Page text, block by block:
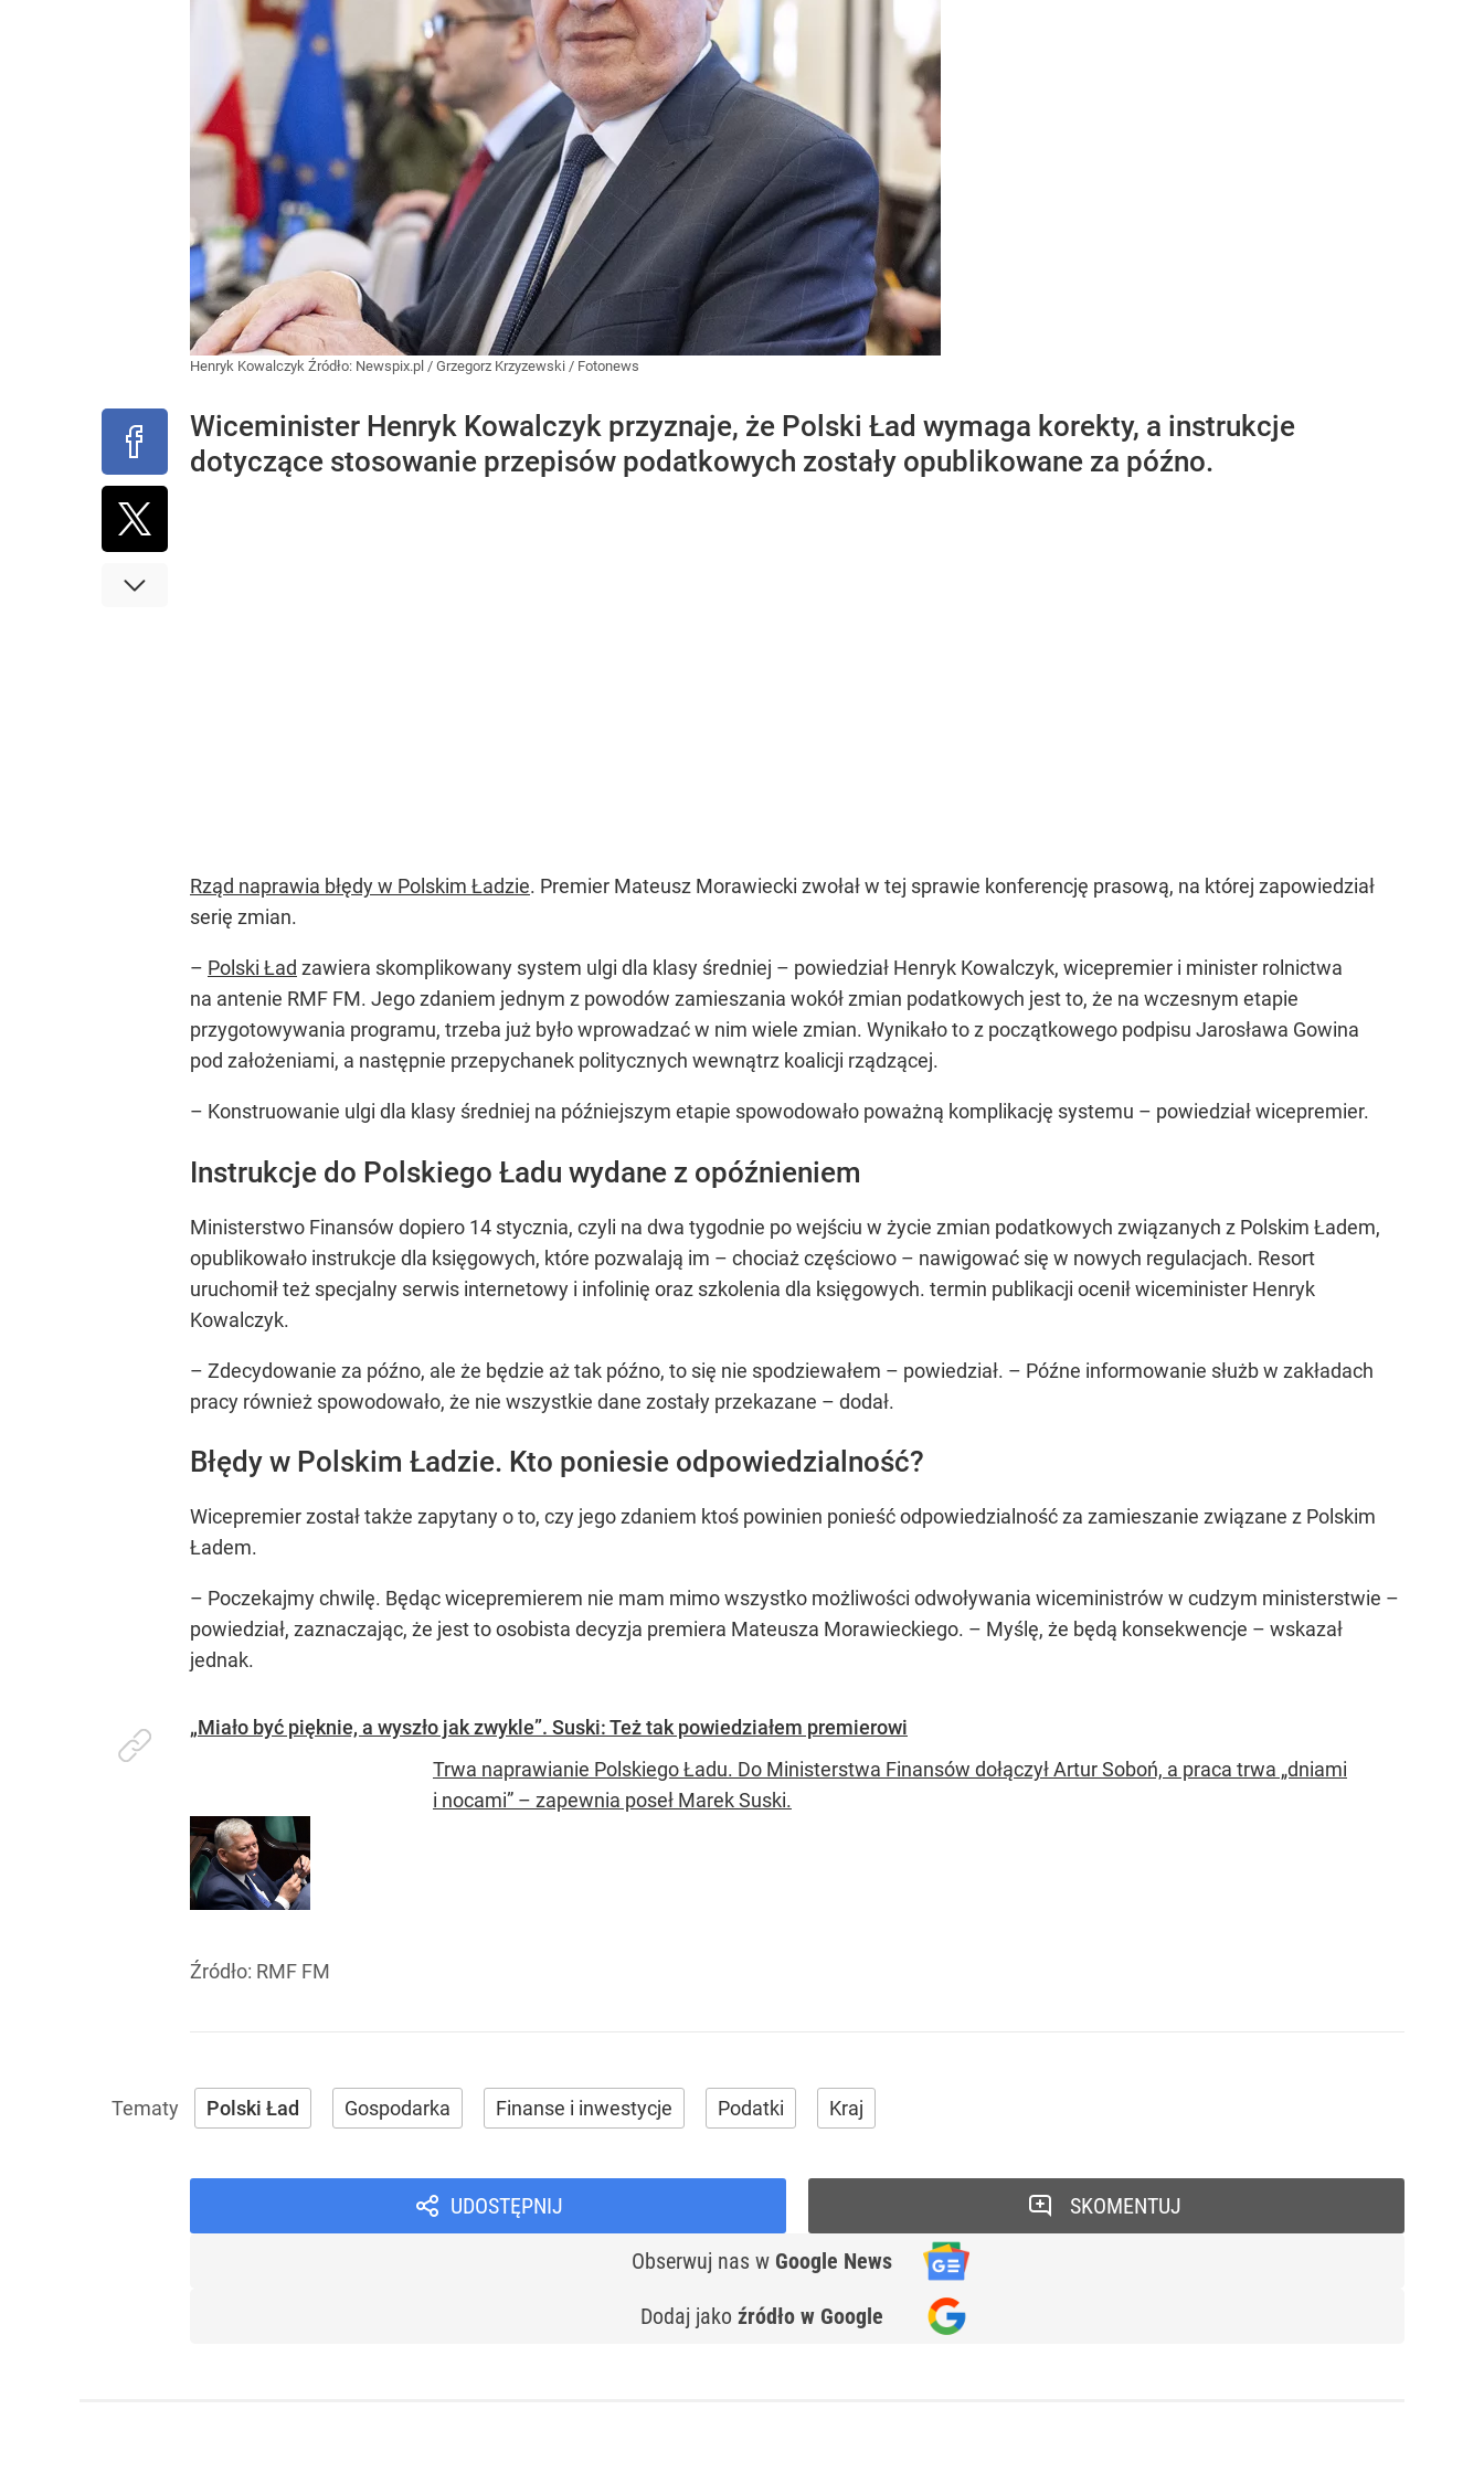
Henryk Kowalczyk Źródło: Newspix.pl / Grzegorz Krzyzewski / Fotonews
Wiceminister Henryk Kowalczyk przyznaje, że Polski Ład wymaga korekty, a instrukcje
dotyczące stosowanie przepisów podatkowych zostały opublikowane za późno.
Rząd naprawia błędy w Polskim Ładzie. Premier Mateusz Morawiecki zwołał w tej sprawie konferencję prasową, na której zapowiedział
serię zmian.
– Polski Ład zawiera skomplikowany system ulgi dla klasy średniej – powiedział Henryk Kowalczyk, wicepremier i minister rolnictwa
na antenie RMF FM. Jego zdaniem jednym z powodów zamieszania wokół zmian podatkowych jest to, że na wczesnym etapie
przygotowywania programu, trzeba już było wprowadzać w nim wiele zmian. Wynikało to z początkowego podpisu Jarosława Gowina
pod założeniami, a następnie przepychanek politycznych wewnątrz koalicji rządzącej.
– Konstruowanie ulgi dla klasy średniej na późniejszym etapie spowodowało poważną komplikację systemu – powiedział wicepremier.
Instrukcje do Polskiego Ładu wydane z opóźnieniem
Ministerstwo Finansów dopiero 14 stycznia, czyli na dwa tygodnie po wejściu w życie zmian podatkowych związanych z Polskim Ładem,
opublikowało instrukcje dla księgowych, które pozwalają im – chociaż częściowo – nawigować się w nowych regulacjach. Resort
uruchomił też specjalny serwis internetowy i infolinię oraz szkolenia dla księgowych. termin publikacji ocenił wiceminister Henryk
Kowalczyk.
– Zdecydowanie za późno, ale że będzie aż tak późno, to się nie spodziewałem – powiedział. – Późne informowanie służb w zakładach
pracy również spowodowało, że nie wszystkie dane zostały przekazane – dodał.
Błędy w Polskim Ładzie. Kto poniesie odpowiedzialność?
Wicepremier został także zapytany o to, czy jego zdaniem ktoś powinien ponieść odpowiedzialność za zamieszanie związane z Polskim
Ładem.
– Poczekajmy chwilę. Będąc wicepremierem nie mam mimo wszystko możliwości odwoływania wiceministrów w cudzym ministerstwie –
powiedział, zaznaczając, że jest to osobista decyzja premiera Mateusza Morawieckiego. – Myślę, że będą konsekwencje – wskazał
jednak.
„Miało być pięknie, a wyszło jak zwykle”. Suski: Też tak powiedziałem premierowi
Trwa naprawianie Polskiego Ładu. Do Ministerstwa Finansów dołączył Artur Soboń, a praca trwa „dniami
i nocami” – zapewnia poseł Marek Suski.
Źródło: RMF FM
Polski Ład Gospodarka Finanse i inwestycje Podatki Kraj
UDOSTĘPNIJ
Obserwuj nas w Google News
Dodaj jako źródło w Google
SKOMENTUJ